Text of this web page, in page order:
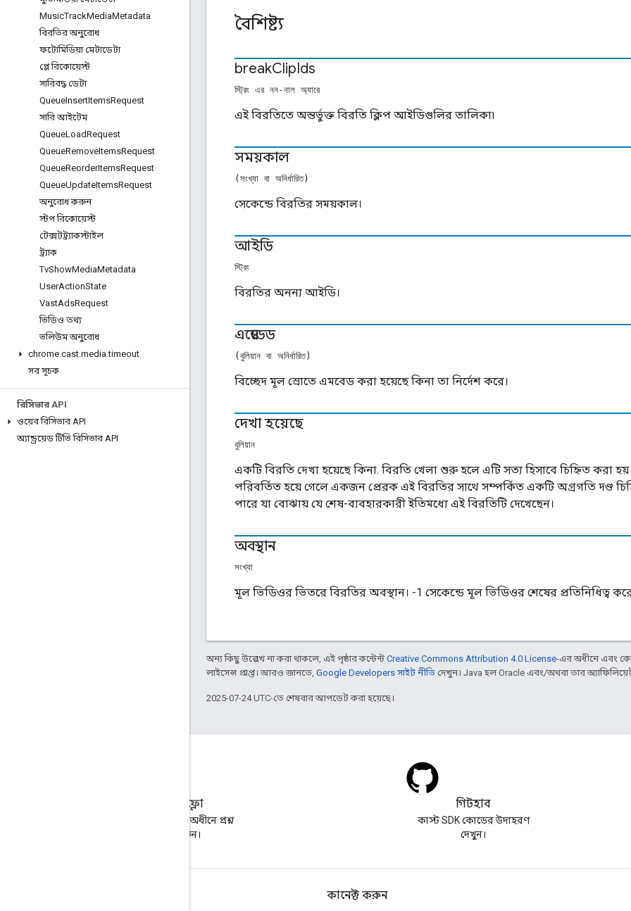
MusicTrackMediaMetadata
বিরতির অনুরোধ
ফটোমিডিয়া মেটাডেটা
প্লে রিকোয়েস্ট
সারিবদ্ধ ডেটা
QueueInsertItemsRequest
সারি আইটেম
QueueLoadRequest
QueueRemoveItemsRequest
QueueReorderItemsRequest
QueueUpdateItemsRequest
অনুরোধ করুন
স্টপ রিকোয়েস্ট
টেক্সটট্র্যাকস্টাইল
ট্র্যাক
TvShowMediaMetadata
UserActionState
VastAdsRequest
ভিডিও তথ্য
ভলিউম অনুরোধ
chrome.cast.media.timeout
সব সূচক
রিসিভার API
ওয়েব রিসিভার API
অ্যান্ড্রয়েড টিভি রিসিভার API
বৈশিষ্ট্য
breakClipIds
স্ট্রিং এর নন-নাল অ্যারে
এই বিরতিতে অন্তর্ভুক্ত বিরতি ক্লিপ আইডিগুলির তালিকা৷
সময়কাল
(সংখ্যা বা অনির্ধারিত)
সেকেন্ডে বিরতির সময়কাল।
আইডি
স্ট্রিং
বিরতির অনন্য আইডি।
এম্বেডেড
(বুলিয়ান বা অনির্ধারিত)
বিচ্ছেদ মূল স্রোতে এমবেড করা হয়েছে কিনা তা নির্দেশ করে।
দেখা হয়েছে
বুলিয়ান
একটি বিরতি দেখা হয়েছে কিনা. বিরতি খেলা শুরু হলে এটি সত্য হিসাবে চিহ্নিত করা হয়।
পরিবর্তিত হয়ে গেলে একজন প্রেরক এই বিরতির সাথে সম্পর্কিত একটি অগ্রগতি দণ্ড
পারে যা বোঝায় যে শেষ-ব্যবহারকারী ইতিমধ্যে এই বিরতিটি দেখেছেন।
অবস্থান
সংখ্যা
মূল ভিডিওর ভিতরে বিরতির অবস্থান। -1 সেকেন্ডে মূল ভিডিওর শেষের প্রতিনিধিত্ব
অন্য কিছু উল্লেখ না করা থাকলে, এই পৃষ্ঠার কন্টেন্ট Creative Commons Attribution 4.0 License-এর অধীনে এবং
লাইসেন্স প্রাপ্ত। আরও জানতে, Google Developers সাইট নীতি দেখুন। Java হল Oracle এবং/অথবা তার অ্যাফিলিয়েট
2025-07-24 UTC-তে শেষবার আপডেট করা হয়েছে।
স্ট্যাক ওভারফ্লো
google-cast ট্যাগের অধীনে প্রশ্ন
জিজ্ঞাসা করুন।
গিটহাব
কাস্ট SDK কোডের উদাহরণ
দেখুন।
কানেক্ট করুন